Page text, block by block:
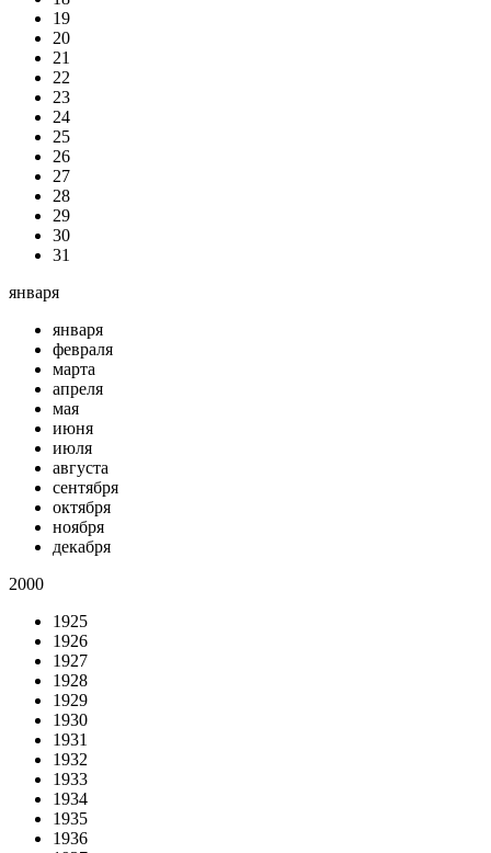
19
20
21
22
23
24
25
26
27
28
29
30
31
января
января
февраля
марта
апреля
мая
июня
июля
августа
сентября
октября
ноября
декабря
2000
1925
1926
1927
1928
1929
1930
1931
1932
1933
1934
1935
1936